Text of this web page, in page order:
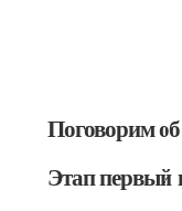
Поговорим
Этап первый